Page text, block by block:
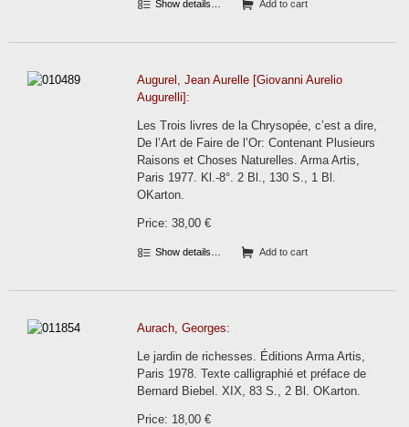
Show details… Add to cart
Augurel, Jean Aurelle [Giovanni Aurelio
Augurelli]:
Les Trois livres de la Chrysopée, c’est a dire,
De l’Art de Faire de l’Or: Contenant Plusieurs
Raisons et Choses Naturelles. Arma Artis,
Paris 1977. Kl.-8°. 2 Bl., 130 S., 1 Bl.
OKarton.
Price: 38,00 €
Show details… Add to cart
Aurach, Georges:
Le jardin de richesses. Éditions Arma Artis,
Paris 1978. Texte calligraphié et préface de
Bernard Biebel. XIX, 83 S., 2 Bl. OKarton.
Price: 18,00 €